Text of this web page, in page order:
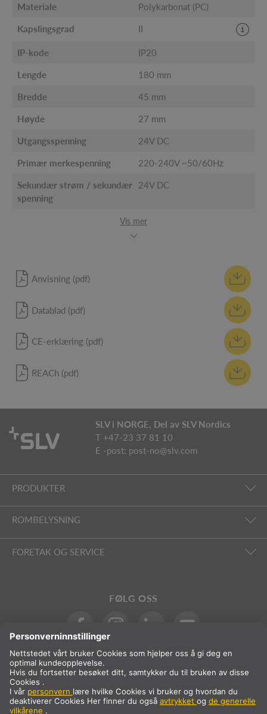
Materiale Polykarbonat (PC)
Kapslingsgrad II
IP-kode IP20
Lengde 180 mm
Bredde 45 mm
Høyde 27 mm
Utgangsspenning 24V DC
Primær merkespenning 220-240V ~50/60Hz
Sekundær strøm / sekundær
spenning
24V DC
Vis mer
Anvisning (pdf)
Datablad (pdf)
CE-erklæring (pdf)
REACh (pdf)
SLV i NORGE, Del av SLV Nordics
T +47-23 37 81 10
E -post: post-no@slv.com
PRODUKTER
ROMBELYSNING
FORETAK OG SERVICE
FØLG OSS
Internasjonalt